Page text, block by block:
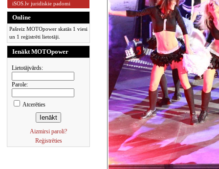
iSOS.lv juridiskie padomi
Online
Pašreiz MOTOpower skatās 1 viesi
un 1 reģistrēti lietotāji.
Ienākt MOTOpower
Lietotājvārds:
Parole:
Atcerēties
Aizmirsi paroli?
Reģistrēties